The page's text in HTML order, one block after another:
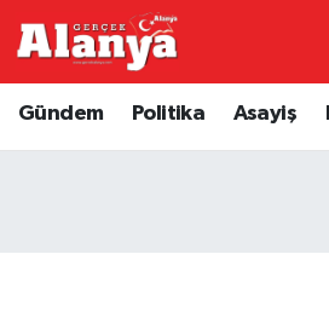
Gündem Politika Asayiş
Genel
Trafik Durumu